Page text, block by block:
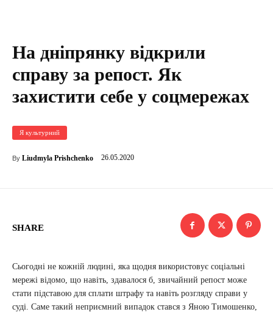
На дніпрянку відкрили
справу за репост. Як
захистити себе у соцмережах
Я культурний
By Liudmyla Prishchenko 26.05.2020
SHARE
Сьогодні не кожній людині, яка щодня використовує соціальні
мережі відомо, що навіть, здавалося б, звичайний репост може
стати підставою для сплати штрафу та навіть розгляду справи у
суді. Саме такий неприємний випадок стався з Яною Тимошенко,